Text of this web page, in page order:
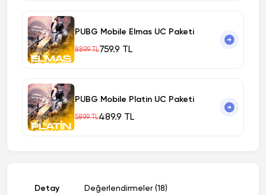
PUBG Mobile Elmas UC Paketi
889.9 TL759.9 TL
PUBG Mobile Platin UC Paketi
589.9 TL489.9 TL
Detay Değerlendirmeler (18)